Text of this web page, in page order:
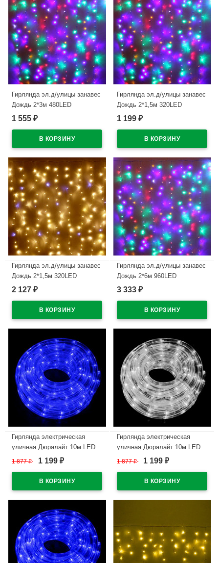
Гирлянда эл.д/улицы занавес
Дождь 2*3м 480LED
(св.провод) цв.мульти мерц.
1 555 ₽
Гирлянда эл.д/улицы занавес
Дождь 2*1,5м 320LED
(св.провод) цв.мульти мерц.
1 199 ₽
Гирлянда эл.д/улицы занавес
Дождь 2*1,5м 320LED
(св.провод) цв.т.белый мерц.
2 127 ₽
Гирлянда эл.д/улицы занавес
Дождь 2*6м 960LED
(св.провод) цв.мульти мерц.
3 333 ₽
Гирлянда электрическая
уличная Дюралайт 10м LED
цвет синий арт.L-DL-10/11-B
1 877₽ 1 199 ₽
Гирлянда электрическая
уличная Дюралайт 10м LED
цвет белый арт.L-DL-10/11-W
1 877₽ 1 199 ₽